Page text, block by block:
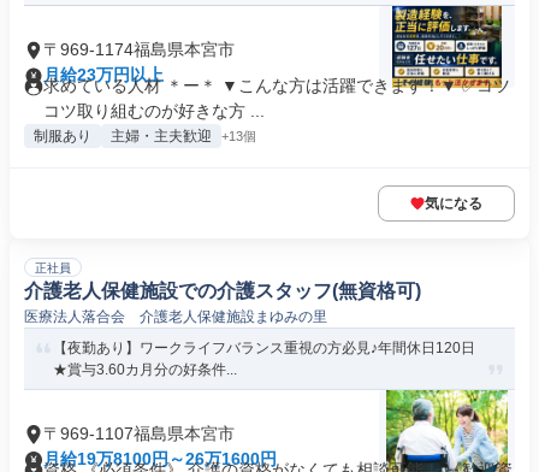
〒969-1174福島県本宮市
月給23万円以上
求めている人材 ＊ー＊ ▼こんな方は活躍できます！▼ ✅コツ
コツ取り組むのが好きな方 ...
制服あり 主婦・主夫歓迎 +13個
気になる
正社員
介護老人保健施設での介護スタッフ(無資格可)
医療法人落合会 介護老人保健施設まゆみの里
【夜勤あり】ワークライフバランス重視の方必見♪年間休日120日
★賞与3.60カ月分の好条件...
〒969-1107福島県本宮市
月給19万8100円～26万1600円